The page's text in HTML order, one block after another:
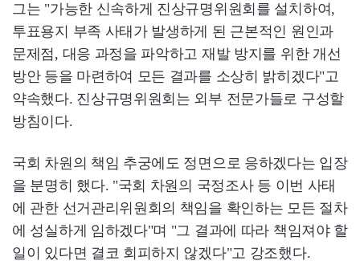
그는 "가능한 신속하게 진상규명위원회를 설치하여,
투표용지 부족 사태가 발생하게 된 근본적인 원인과
문제점, 대응 과정을 파악하고 재발 방지를 위한 개선
방안 등을 마련하여 모든 결과를 소상히 밝히겠다"고
약속했다. 진상규명위원회는 외부 전문가들로 구성할
방침이다.
국회 차원의 책임 추궁에도 정면으로 응하겠다는 입장
을 분명히 했다. "국회 차원의 국정조사 등 이번 사태
에 관한 선거관리위원회의 책임을 확인하는 모든 절차
에 성실하게 임하겠다"며 "그 결과에 따라 책임져야 할
일이 있다면 결코 회피하지 않겠다"고 강조했다.